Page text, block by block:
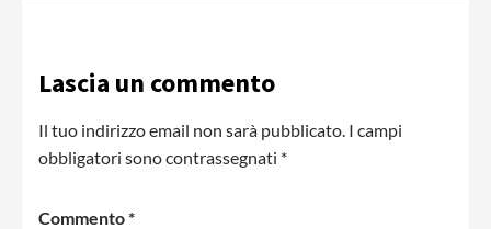
Lascia un commento
Il tuo indirizzo email non sarà pubblicato. I campi
obbligatori sono contrassegnati *
Commento*